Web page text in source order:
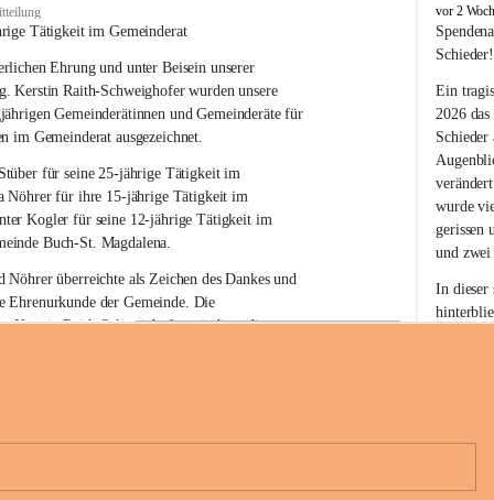
Tätigkeit im Gemeinderat
Ehrung und unter Beisein unserer
Kerstin Raith-Schweighofer wurden unsere
Gemeinderätinnen und Gemeinderäte für
im Gemeinderat ausgezeichnet.
für seine 25-jährige Tätigkeit im
Nöhrer für ihre 15-jährige Tätigkeit im
Kogler für seine 12-jährige Tätigkeit im
Buch-St. Magdalena.
Nöhrer überreichte als Zeichen des Dankes und
Ehrenurkunde der Gemeinde. Die
Kerstin Raith-Schweighofer würdigte die
+6
B
u
c
-
S
t
.
M
a
g
d
a
e
n
a
vor 2
Schieder!
Ein
2026
wurde
gerissen
und
In dieser